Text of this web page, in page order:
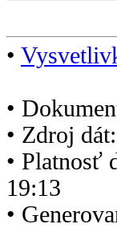
•
•
• Zdroj
• Platnosť
19:13
•